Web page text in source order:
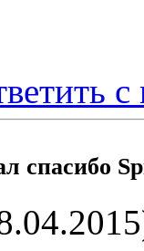
с
cпасибо